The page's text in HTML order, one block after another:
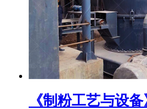
《制粉工艺与设